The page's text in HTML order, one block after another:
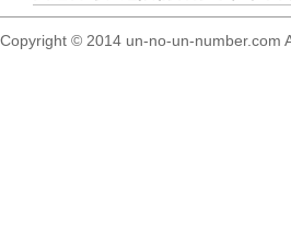
Copyright © 2014 un-no-un-number.com